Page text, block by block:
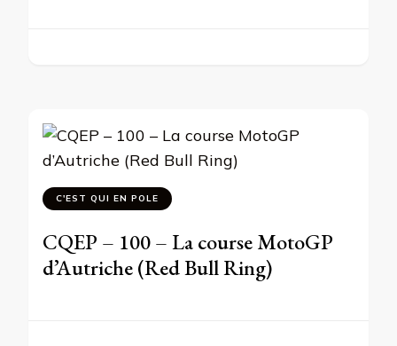
C'EST QUI EN POLE
CQEP – 100 – La course MotoGP
d’Autriche (Red Bull Ring)